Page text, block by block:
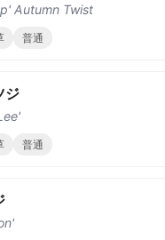
Autumn Twist
普通
ジ
普通